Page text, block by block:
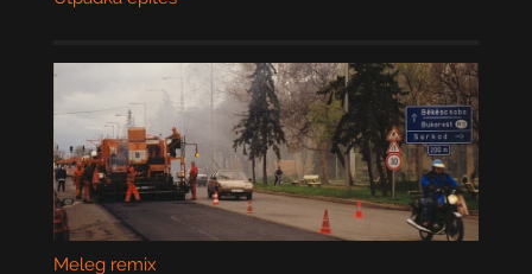
Meleg remix